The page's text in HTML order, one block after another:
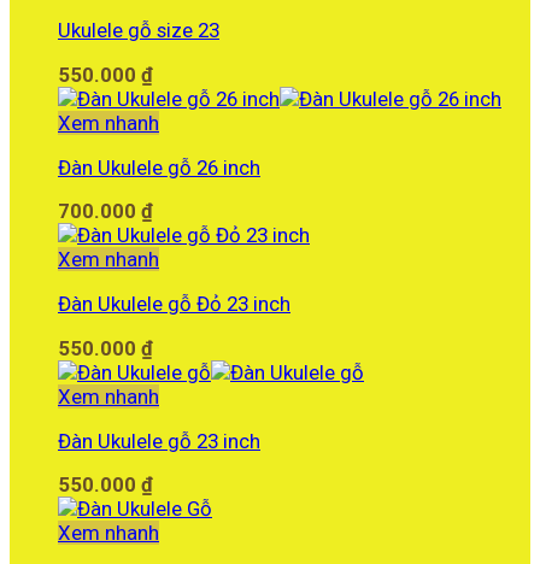
Ukulele gỗ size 23
550.000 ₫
Xem nhanh
Đàn Ukulele gỗ 26 inch
700.000 ₫
Xem nhanh
Đàn Ukulele gỗ Đỏ 23 inch
550.000 ₫
Xem nhanh
Đàn Ukulele gỗ 23 inch
550.000 ₫
Xem nhanh